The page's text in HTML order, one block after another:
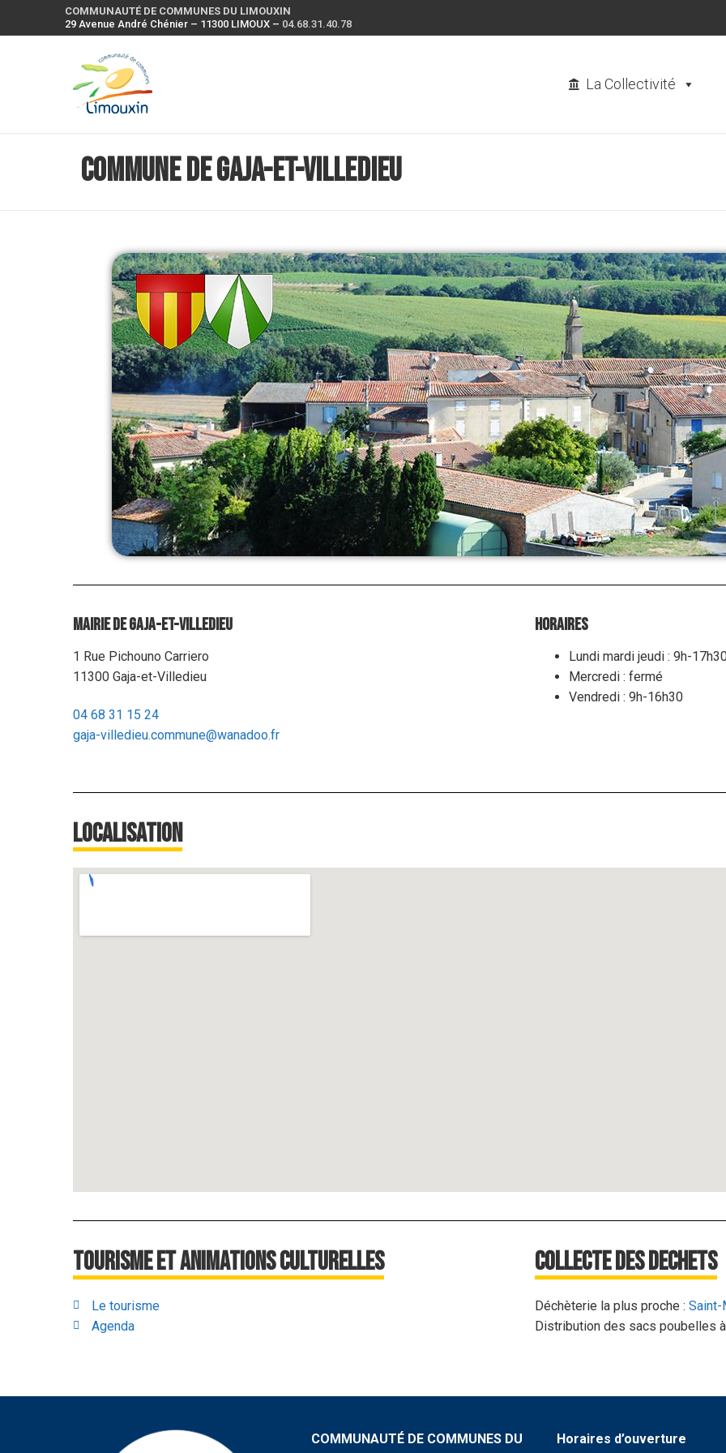
COMMUNAUTÉ DE COMMUNES DU LIMOUXIN
29 Avenue André Chénier – 11300 LIMOUX – 04.68.31.40.78
La Collectivité
Commune de Gaja-et-Villedieu
Mairie de Gaja-et-Villedieu
1 Rue Pichouno Carriero
11300 Gaja-et-Villedieu
04 68 31 15 24
gaja-villedieu.commune@wanadoo.fr
Horaires
Lundi mardi jeudi : 9h-
Mercredi : fermé
Vendredi : 9h-16h30
Localisation
Tourisme et animations culturelles
Le tourisme
Agenda
Collecte des dechets
Déchèterie la plus proche : Saint-
Distribution des sacs poubelles
COMMUNAUTÉ DE COMMUNES DU
Horaires d’ouverture